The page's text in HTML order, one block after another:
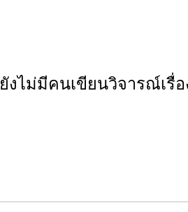
ยังไม่มีคนเขียนวิจารณ์เรื่